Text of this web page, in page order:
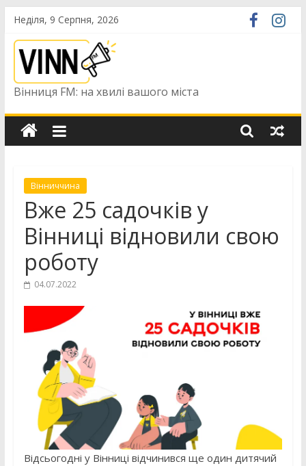
Skip
content
Неділя, 9 Серпня, 2026
Вінниця FM: на хвилі вашого міста
Вінниччина
Вже 25 садочків у
Вінниці відновили свою
роботу
04.07.2022
Відсьогодні у Вінниці відчинився ще один дитячий